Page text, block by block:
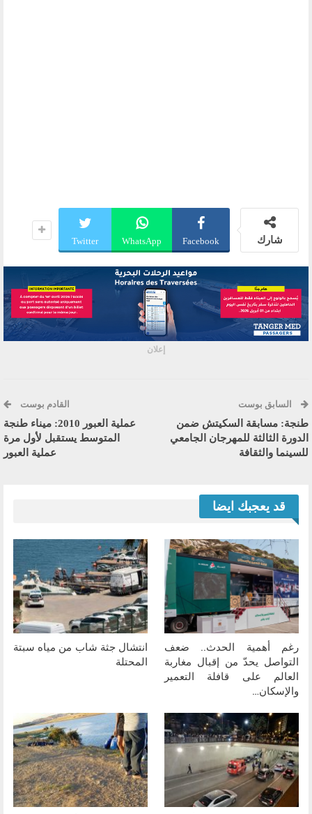
شارك Facebook
WhatsApp
Twitter
إعلان
السابق بوست
طنجة: مسابقة السكيتش ضمن
الدورة الثالثة للمهرجان الجامعي
للسينما والثقافة
القادم بوست
عملية العبور 2010: ميناء طنجة
المتوسط يستقبل لأول مرة
عملية العبور
قد يعجبك ايضا
رغم أهمية الحدث.. ضعف
التواصل يحدّ من إقبال مغاربة
العالم على قافلة التعمير
والإسكان…
انتشال جثة شاب من مياه سبتة
المحتلة